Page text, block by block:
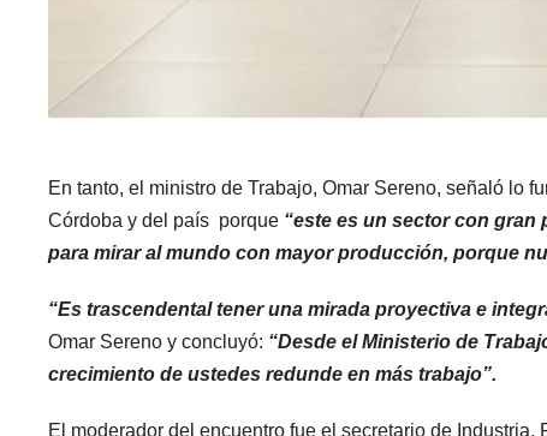
En tanto, el ministro de Trabajo, Omar Sereno, señaló lo
Córdoba y del país porque “este es un sector con gran
para mirar al mundo con mayor producción, porque
“Es trascendental tener una mirada proyectiva e
Omar Sereno y concluyó: “Desde el Ministerio de
crecimiento de ustedes redunde en más trabajo”.
El moderador del encuentro fue el secretario de